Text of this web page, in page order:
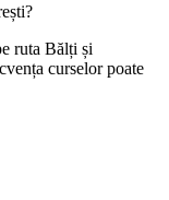
ruta Bălți și
curselor poate